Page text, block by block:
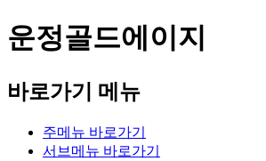
운정골드에이지
바로가기 메뉴
주메뉴 바로가기
서브메뉴 바로가기